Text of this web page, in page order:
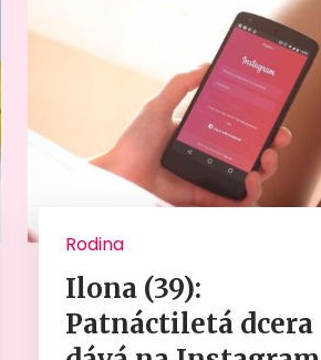
Rodina
Ilona (39):
Patnáctiletá dcera